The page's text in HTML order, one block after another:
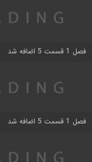
فصل 1 قسمت 5 اضافه شد
فصل 1 قسمت 5 اضافه شد